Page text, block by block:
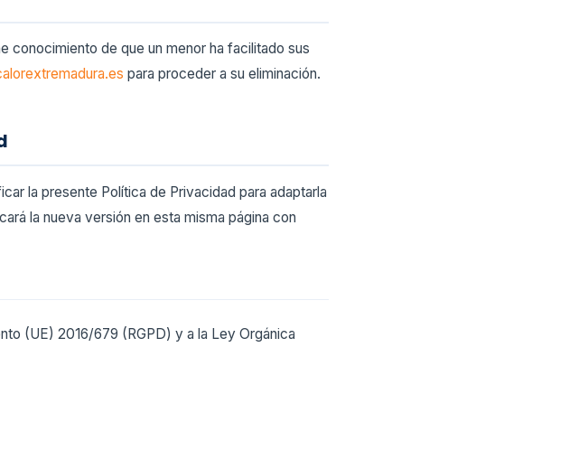
conocimiento de que un menor ha facilitado sus
para proceder a su eliminación.
la presente Política de Privacidad para adaptarla
la nueva versión en esta misma página con
(UE) 2016/679 (RGPD) y a la Ley Orgánica